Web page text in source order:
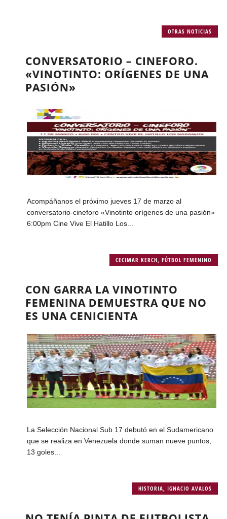
OTRAS NOTICIAS
CONVERSATORIO – CINEFORO.
«VINOTINTO: ORÍGENES DE UNA
PASIÓN»
Acompáñanos el próximo jueves 17 de marzo al
conversatorio-cineforo «Vinotinto orígenes de una pasión»
6:00pm Cine Vive El Hatillo Los...
CECIMAR KERCH,FÚTBOL FEMENINO
CON GARRA LA VINOTINTO
FEMENINA DEMUESTRA QUE NO
ES UNA CENICIENTA
La Selección Nacional Sub 17 debutó en el Sudamericano
que se realiza en Venezuela donde suman nueve puntos,
13 goles...
HISTORIA, IGNACIO AVALOS